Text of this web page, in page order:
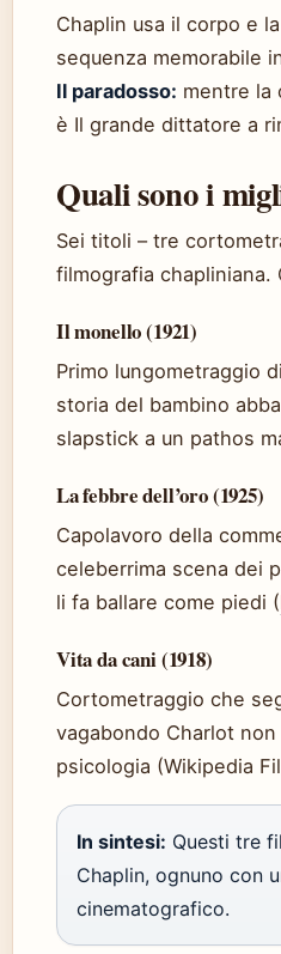
Chaplin usa il corpo e
sequenza memorabile
Il paradosso: mentre la
è Il grande dittatore a
Quali sono i
Sei titoli – tre
filmografia chapliniana.
Il monello (1921)
Primo lungometraggio
storia del bambino
slapstick a un pathos
La febbre dell’oro (1925)
Capolavoro della
celeberrima scena dei
li fa ballare come piedi (
Vita da cani (1918)
Cortometraggio che
vagabondo Charlot
psicologia (Wikipedia
In sintesi: Questi tre
Chaplin, ognuno con
cinematografico.